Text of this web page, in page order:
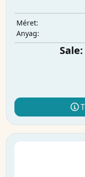
Méret:
Anyag:
Sale: